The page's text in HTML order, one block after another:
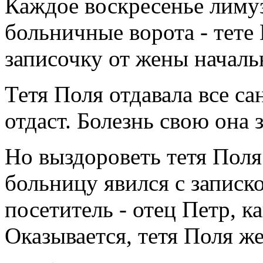
Каждое воскресенье
больничные ворота -
записочку от жены
Тетя Поля отдавала все
отдаст. Болезнь свою она
Но выздороветь тетя
больницу явился с
посетитель - отец Петр,
Оказывается, тетя Поля